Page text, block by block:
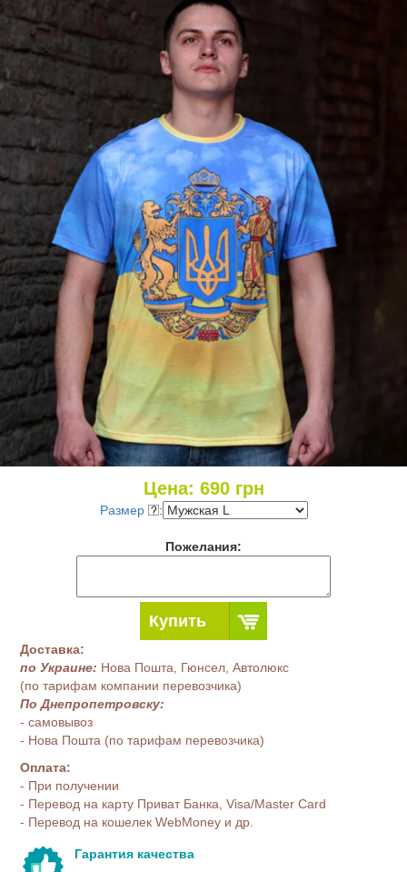
Цена: 690грн
Размер :
Пожелания:
Купить
Доставка:
по Украине: Нова Пошта, Гюнсел, Автолюкс
(по тарифам компании перевозчика)
По Днепропетровску:
- самовывоз
- Нова Пошта (по тарифам перевозчика)
Оплата:
- При получении
- Перевод на карту Приват Банка, Visa/Master Card
- Перевод на кошелек WebMoney и др.
Гарантия качества